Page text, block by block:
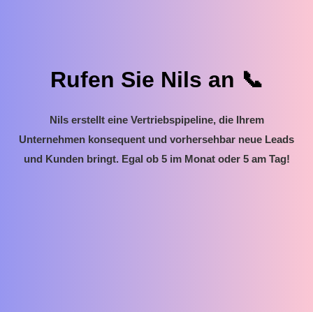
Rufen Sie Nils an 📞
Nils erstellt eine Vertriebspipeline, die Ihrem
Unternehmen konsequent und vorhersehbar neue Leads
und Kunden bringt. Egal ob 5 im Monat oder 5 am Tag!